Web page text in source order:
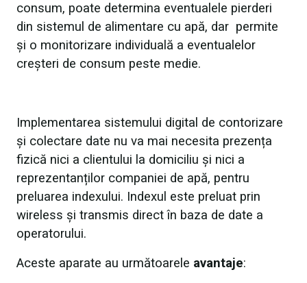
consum, poate determina eventualele pierderi
din sistemul de alimentare cu apă, dar permite
și o monitorizare individuală a eventualelor
creșteri de consum peste medie.
Implementarea sistemului digital de contorizare
și colectare date nu va mai necesita prezența
fizică nici a clientului la domiciliu și nici a
reprezentanților companiei de apă, pentru
preluarea indexului. Indexul este preluat prin
wireless și transmis direct în baza de date a
operatorului.
Aceste aparate au următoarele avantaje: